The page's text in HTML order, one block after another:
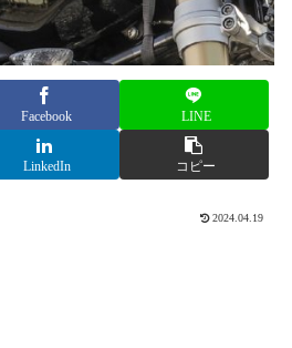
Facebook LINE
LinkedIn コピー
2024.04.19